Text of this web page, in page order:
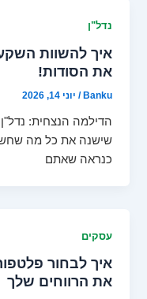
נדל"ן
איך להשוות
את הסודות!
Banku
/ יוני 14, 2026
הדילמה הנצחית:
שישנה את כל מה
כנראה שאתם
עסקים
איך לבחור
את הרווחים שלך